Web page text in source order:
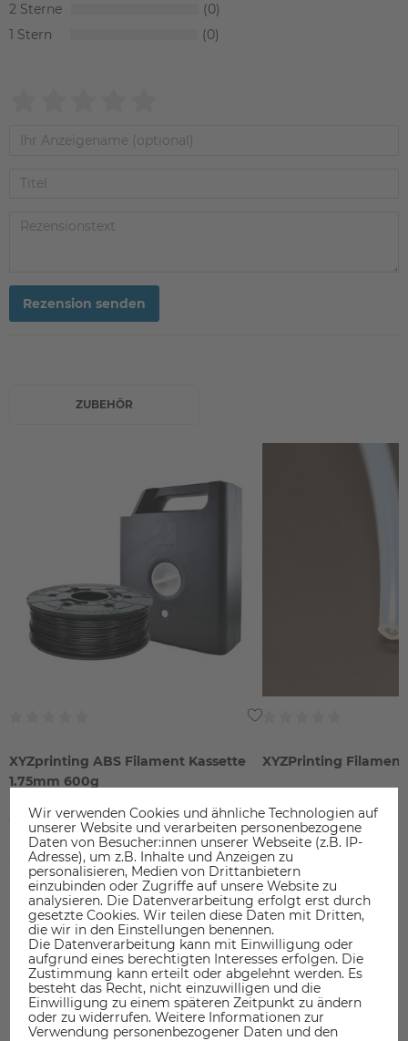
2
0
1
0
Rezension senden
ZUBEHÖR
XYZprinting ABS Filament Kassette
1.75mm 600g
39,90 €
inkl. ges. MwSt.
ab Lager > Lieferzeit 1-3 Werktage
XYZPrinting
4,90 €
inkl. ges. MwSt.
ab Lager > Lieferzeit 1-3
DAS KÖNNTE SIE AUCH INTERESSIEREN
Wir verwenden Cookies und ähnliche Technologien auf
unserer Website und verarbeiten personenbezogene
Daten von Besucher:innen unserer Webseite (z.B. IP-
Adresse), um z.B. Inhalte und Anzeigen zu
personalisieren, Medien von Drittanbietern
einzubinden oder Zugriffe auf unsere Website zu
analysieren. Die Datenverarbeitung erfolgt erst durch
gesetzte Cookies. Wir teilen diese Daten mit Dritten,
die wir in den Einstellungen benennen.
Die Datenverarbeitung kann mit Einwilligung oder
aufgrund eines berechtigten Interesses erfolgen. Die
Zustimmung kann erteilt oder abgelehnt werden. Es
besteht das Recht, nicht einzuwilligen und die
Einwilligung zu einem späteren Zeitpunkt zu ändern
oder zu widerrufen. Weitere Informationen zur
Verwendung personenbezogener Daten und den